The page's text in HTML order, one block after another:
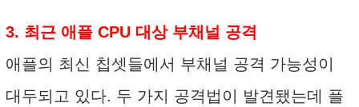
3. 최근 애플 CPU 대상 부채널 공격
애플의 최신 칩셋들에서 부채널 공격 가능성이
대두되고 있다. 두 가지 공격법이 발견됐는데 플